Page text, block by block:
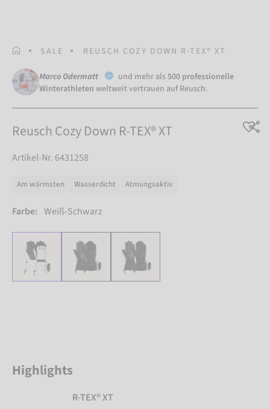
STARTSEITE
SALE REUSCH COZY DOWN R-TEX® XT
Marco Odermatt und mehr als500 professionelle
Winterathleten weltweit vertrauen auf Reusch.
Reusch Cozy Down R-TEX® XT
Artikel-Nr. 6431258
Am wärmsten Wasserdicht Atmungsaktiv
Farbe: Weiß-Schwarz
Highlights
R-TEX® XT